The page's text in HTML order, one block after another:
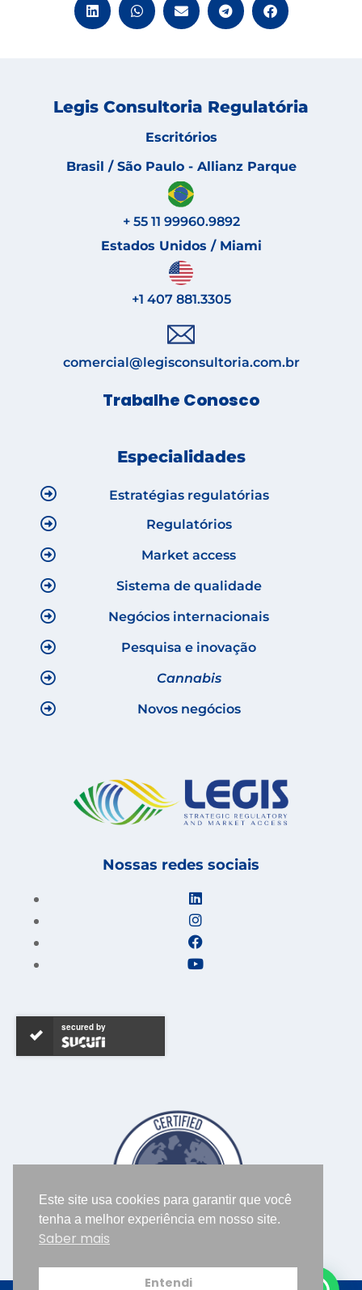
Legis Consultoria Regulatória
Escritórios
Brasil / São Paulo - Allianz Parque
+ 55 11 99960.9892
Estados Unidos / Miami
+1 407 881.3305
comercial@legisconsultoria.com.br
Trabalhe Conosco
Especialidades
Estratégias regulatórias
Regulatórios
Market access
Sistema de qualidade
Negócios internacionais
Pesquisa e inovação
Cannabis
Novos negócios
Nossas redes sociais
secured by
Este site usa cookies para garantir que você
tenha a melhor experiência em nosso site.
Saber mais
Entendi